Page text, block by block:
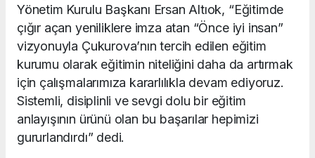
Yönetim Kurulu Başkanı Ersan Altıok, “Eğitimde
çığır açan yeniliklere imza atan “Önce iyi insan”
vizyonuyla Çukurova’nın tercih edilen eğitim
kurumu olarak eğitimin niteliğini daha da artırmak
için çalışmalarımıza kararlılıkla devam ediyoruz.
Sistemli, disiplinli ve sevgi dolu bir eğitim
anlayışının ürünü olan bu başarılar hepimizi
gururlandırdı” dedi.